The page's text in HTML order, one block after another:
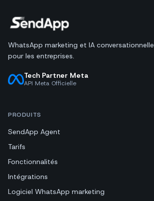
WhatsApp marketing et IA conversationnelle
pour les entreprises.
Tech Partner Meta
API Meta Officielle
PRODUITS
SendApp Agent
Tarifs
Fonctionnalités
Intégrations
Logiciel WhatsApp marketing